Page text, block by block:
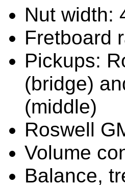
Nut width:
Fretboard
Pickups:
(bridge)
(middle)
Roswell
Volume
Balance,